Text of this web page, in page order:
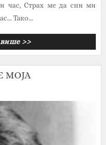
час, Страх ме да сни ми
Тако...
>>
МОЈА